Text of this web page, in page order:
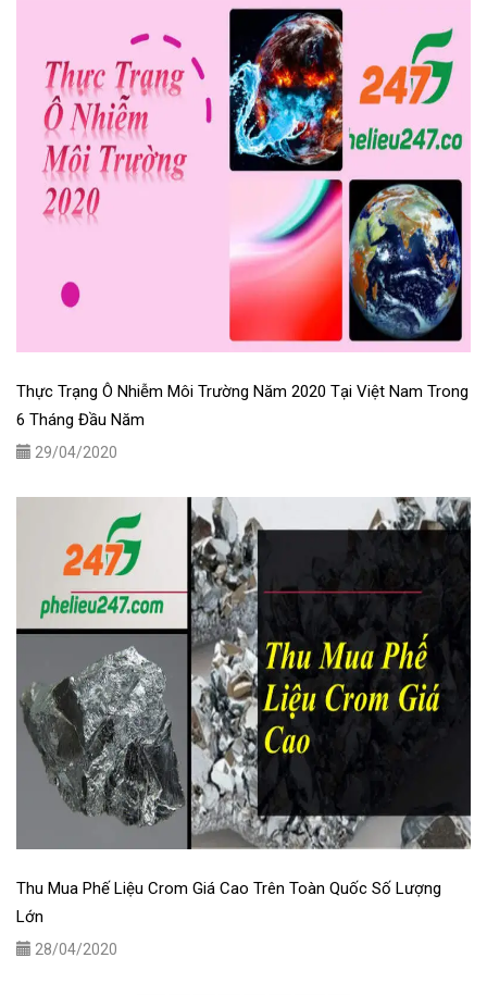
Thực Trạng Ô Nhiễm Môi Trường Năm 2020 Tại Việt Nam Trong
6 Tháng Đầu Năm
29/04/2020
Thu Mua Phế Liệu Crom Giá Cao Trên Toàn Quốc Số Lượng
Lớn
28/04/2020